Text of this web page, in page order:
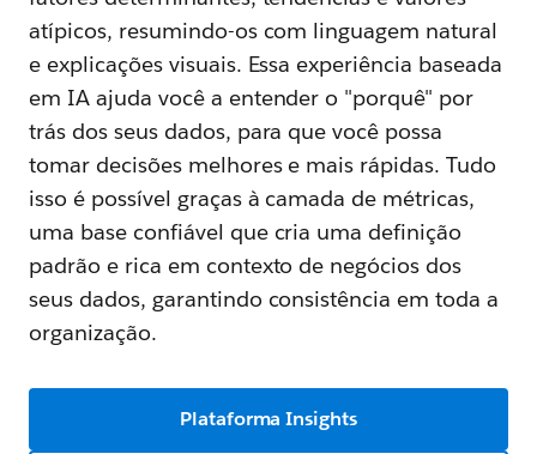
atípicos, resumindo-os com linguagem natural
e explicações visuais. Essa experiência baseada
em IA ajuda você a entender o "porquê" por
trás dos seus dados, para que você possa
tomar decisões melhores e mais rápidas. Tudo
isso é possível graças à camada de métricas,
uma base confiável que cria uma definição
padrão e rica em contexto de negócios dos
seus dados, garantindo consistência em toda a
organização.
Plataforma Insights